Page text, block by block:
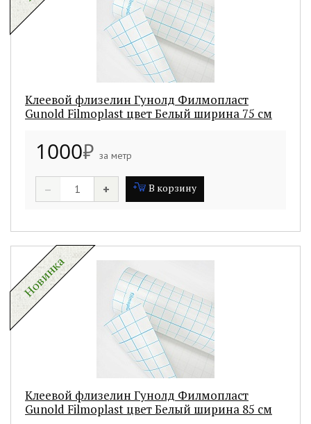
Клеевой флизелин Гунолд Филмопласт
Gunold Filmoplast цвет Белый ширина 75 см
1000₽ за метр
– + В корзину
Клеевой флизелин Гунолд Филмопласт
Gunold Filmoplast цвет Белый ширина 85 см